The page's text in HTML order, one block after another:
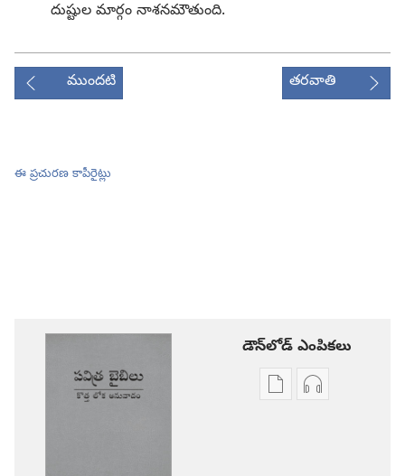
దుష్టుల మార్గం నాశనమౌతుంది.
ముందటి తరవాతి
ఈ ప్రచురణ కాపీరైట్లు
డౌన్‌లోడ్‌ ఎంపికలు
ప్రచురణలఆడియో